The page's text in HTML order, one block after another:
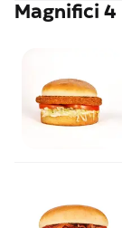
Magnifici 4